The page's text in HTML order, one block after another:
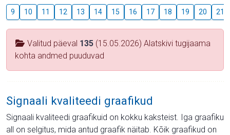
9 10 11 12 13 14 15 16 17 18 19 20 21
Valitud päeval 135 (15.05.2026) Alatskivi tugijaama
kohta andmed puuduvad
Signaali kvaliteedi graafikud
Signaali kvaliteedi graafikuid on kokku kaksteist. Iga graafiku
all on selgitus, mida antud graafik näitab. Kõik graafikud on